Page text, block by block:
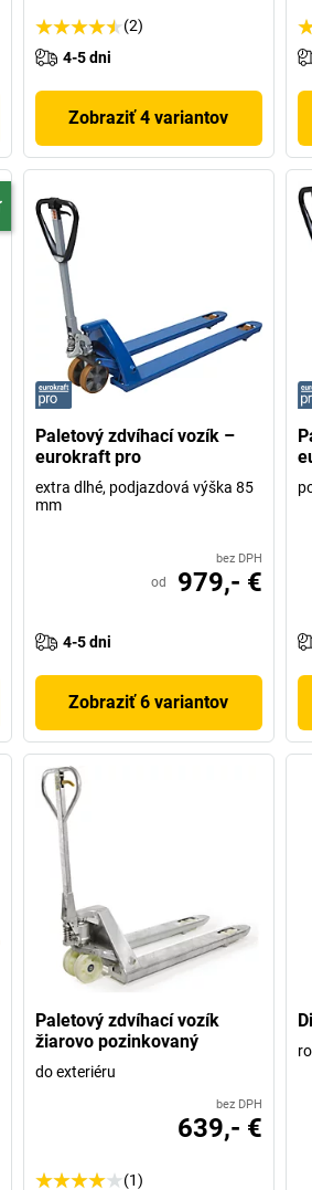
(2)
4-5 dni
Zobraziť 4 variantov
Paletový zdvíhací vozík –
eurokraft pro
extra dlhé, podjazdová výška 85
mm
bez DPH
od 979,- €
4-5 dni
Zobraziť 6 variantov
Paletový zdvíhací vozík
žiarovo pozinkovaný
do exteriéru
bez DPH
639,- €
(1)